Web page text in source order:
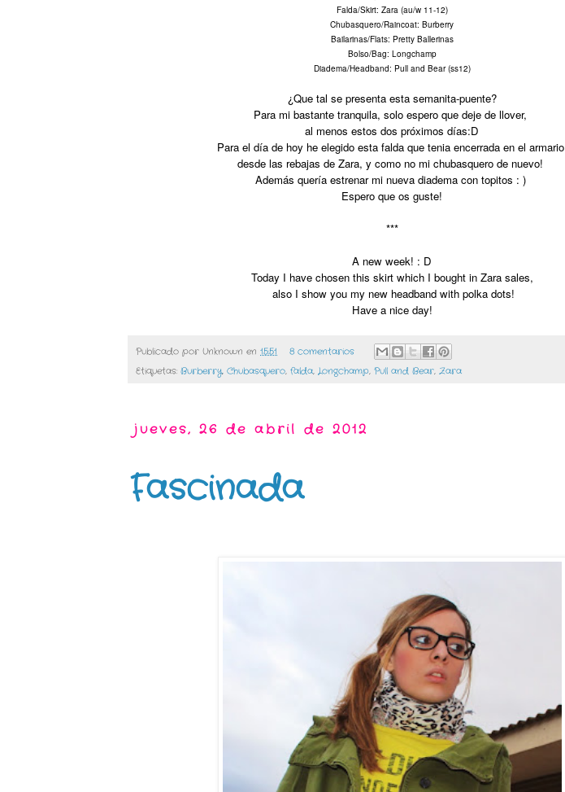
Falda/Skirt: Zara (au/w 11-12)
Chubasquero/Raincoat: Burberry
Bailarinas/Flats: Pretty Ballerinas
Bolso/Bag: Longchamp
Diadema/Headband: Pull and Bear (ss12)
¿Que tal se presenta esta semanita-puente?
Para mi bastante tranquila, solo espero que deje de llover,
al menos estos dos próximos días:D
Para el día de hoy he elegido esta falda que tenia encerrada en el armario
desde las rebajas de Zara, y como no mi chubasquero de nuevo!
Además quería estrenar mi nueva diadema con topitos : )
Espero que os guste!
***
A new week! : D
Today I have chosen this skirt which I bought in Zara sales,
also I show you my new headband with polka dots!
Have a nice day!
Publicado por Unknown en 15:51
8 comentarios
Etiquetas: Burberry, Chubasquero, falda, Longchamp, Pull and Bear, Zara
jueves, 26 de abril de 2012
Fascinada